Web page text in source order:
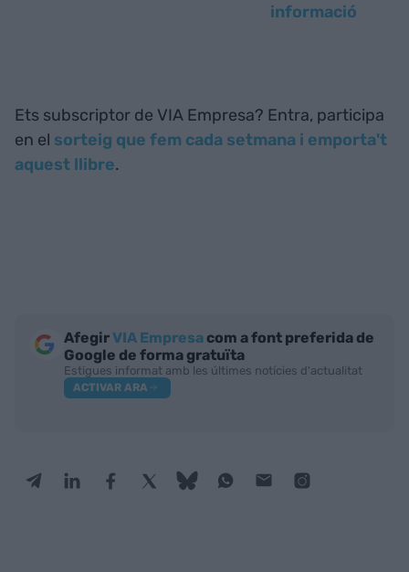
informació
Ets subscriptor de VIA Empresa? Entra, participa
en el sorteig que fem cada setmana i emporta't
aquest llibre.
AfegirVIA Empresa com a font preferida de
Google de forma gratuïta
Estigues informat amb les últimes notícies d'actualitat
ACTIVAR ARA